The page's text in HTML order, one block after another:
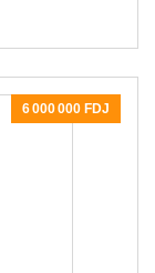
6 000 000 FDJ